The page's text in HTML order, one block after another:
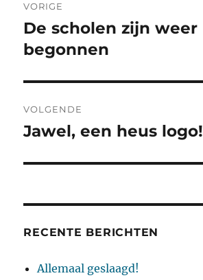
navigatie
VORIGE
Vorig
bericht:
De scholen zijn weer
begonnen
VOLGENDE
Volgend
Jawel, een heus logo!
RECENTE BERICHTEN
Allemaal geslaagd!